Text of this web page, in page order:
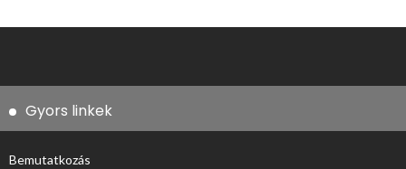
Gyors linkek
Bemutatkozás